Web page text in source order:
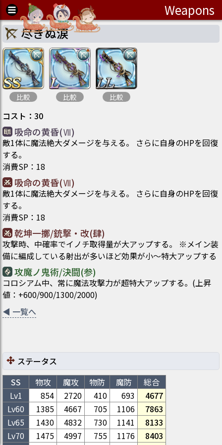
Weapons
尽きぬ涙
比較 比較 比較
コスト ： 30
吸命の黄昏(Ⅶ)
敵1体に魔法絶大ダメージを与える。 さらに自身のHPを回復
する。
消費SP ： 18
吸命の黄昏(Ⅶ)
敵1体に魔法絶大ダメージを与える。 さらに自身のHPを回復
する。
消費SP ： 18
乾坤一擲/銃撃・改(肆)
攻撃時、中確率でイノチ取得量が大アップする。 ※メイン装
備に編成している射出が多いほど効果が小～特大アップする
攻魔ノ鬼術/決闘(参)
コロシアム中、常に魔法攻撃力が超特大アップする。(上昇
値：+600/900/1300/2000)
◀ 一覧へ
ステータス
SS
物攻 魔攻 物防 魔防
総合
Lv1
854 2720 410 693
4677
Lv60 1385 4667 705 1106
7863
Lv65 1430 4832 730 1141
8133
Lv70 1475 4997 755 1176
8403